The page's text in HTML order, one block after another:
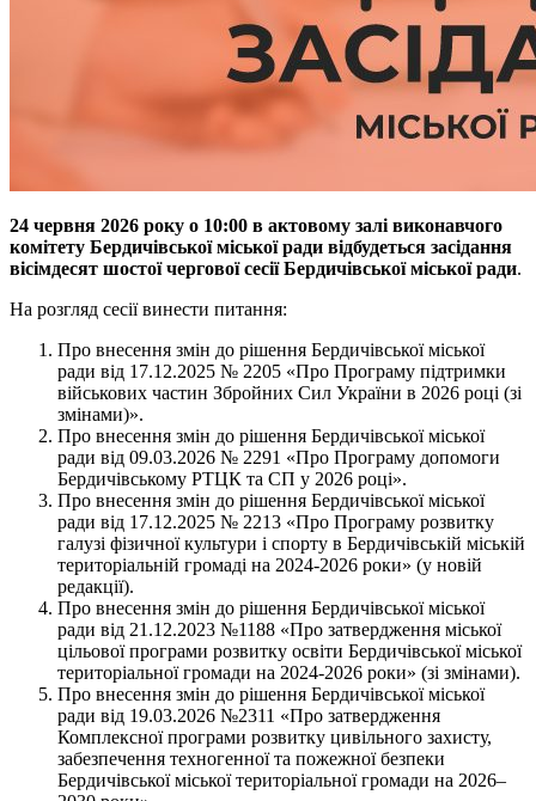
24 червня 2026 року о 10:00 в актовому залі виконавчого
комітету Бердичівської міської ради відбудеться засідання
вісімдесят шостої чергової сесії Бердичівської міської ради.
На розгляд сесії винести питання:
Про внесення змін до рішення Бердичівської міської
ради від 17.12.2025 № 2205 «Про Програму підтримки
військових частин Збройних Сил України в 2026 році (зі
змінами)».
Про внесення змін до рішення Бердичівської міської
ради від 09.03.2026 № 2291 «Про Програму допомоги
Бердичівському РТЦК та СП у 2026 році».
Про внесення змін до рішення Бердичівської міської
ради від 17.12.2025 № 2213 «Про Програму розвитку
галузі фізичної культури і спорту в Бердичівській міській
територіальній громаді на 2024-2026 роки» (у новій
редакції).
Про внесення змін до рішення Бердичівської міської
ради від 21.12.2023 №1188 «Про затвердження міської
цільової програми розвитку освіти Бердичівської міської
територіальної громади на 2024-2026 роки» (зі змінами).
Про внесення змін до рішення Бердичівської міської
ради від 19.03.2026 №2311 «Про затвердження
Комплексної програми розвитку цивільного захисту,
забезпечення техногенної та пожежної безпеки
Бердичівської міської територіальної громади на 2026–